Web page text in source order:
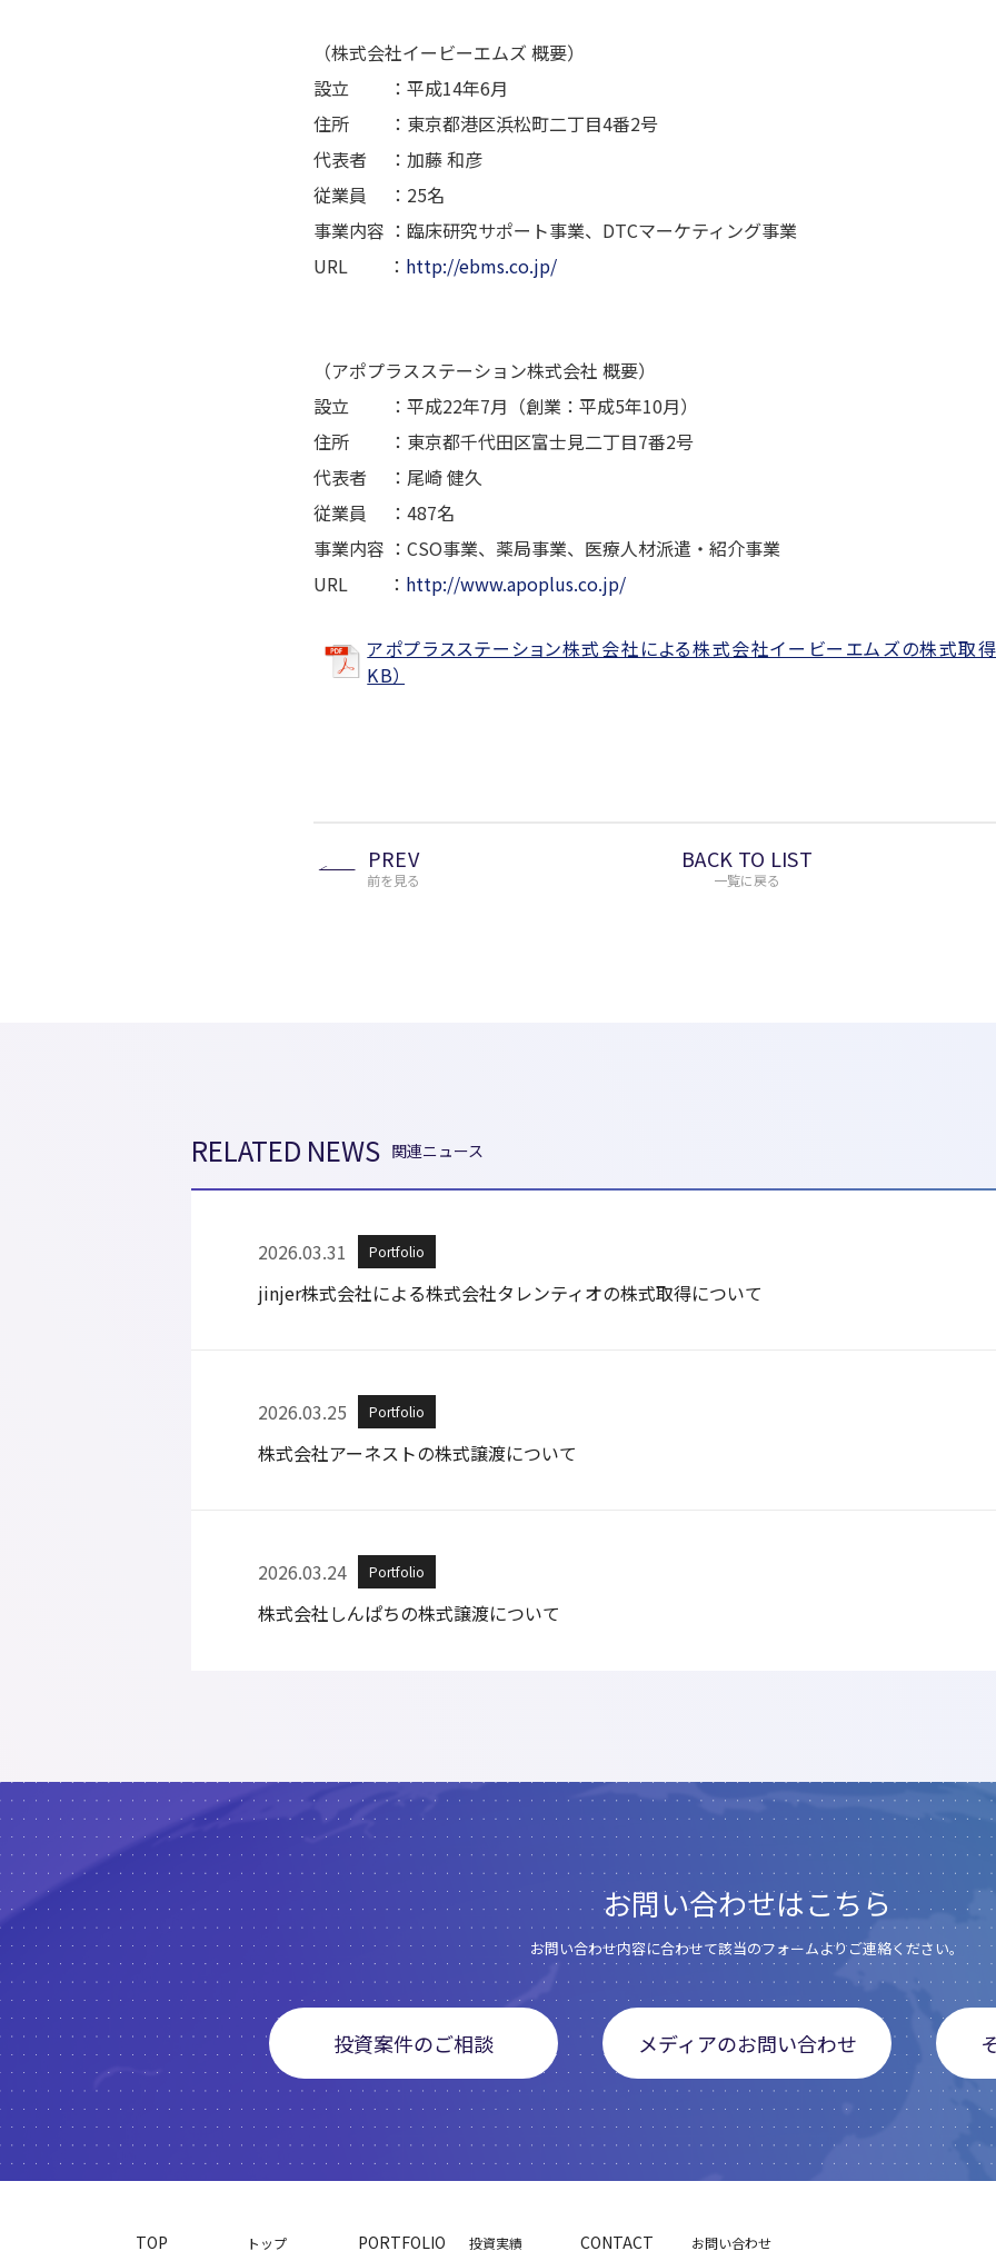
（株式会社イービーエムズ 概要）
設立 ：平成14年6月
住所 ：東京都港区浜松町二丁目4番2号
代表者 ：加藤 和彦
従業員 ：25名
事業内容 ：臨床研究サポート事業、DTCマーケティング事業
URL ： http://ebms.co.jp/
（アポプラスステーション株式会社 概要）
設立 ：平成22年7月（創業：平成5年10月）
住所 ：東京都千代田区富士見二丁目7番2号
代表者 ：尾崎 健久
従業員 ：487名
事業内容 ：CSO事業、薬局事業、医療人材派遣・紹介事業
URL ： http://www.apoplus.co.jp/
アポプラスステーション株式会社による株式会社イービーエムズの株式取
KB）
PREV
前を見る
BACK TO LIST
一覧に戻る
RELATED NEWS 関連ニュース
2026.03.31 Portfolio
jinjer株式会社による株式会社タレンティオの株式取得について
2026.03.25 Portfolio
株式会社アーネストの株式譲渡について
2026.03.24 Portfolio
株式会社しんぱちの株式譲渡について
お問い合わせはこちら
お問い合わせ内容に合わせて該当のフォームよりご連絡ください。
投資案件のご相談 メディアのお問い合わせ
TOP トップ PORTFOLIO 投資実績 CONTACT お問い合わせ